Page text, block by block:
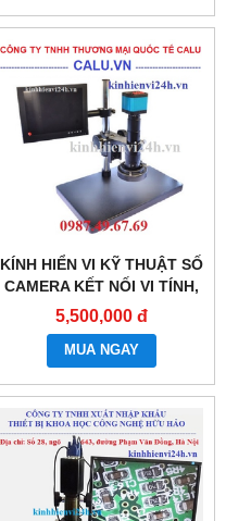
0987.49.67.69
KÍNH HIỂN VI KỸ THUẬT SỐ
CAMERA KẾT NỐI VI TÍNH,
MÀN HÌNH SM-14MP
5,500,000 đ
MUA NGAY